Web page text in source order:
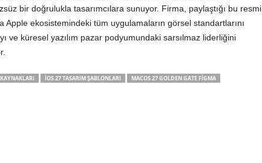
bir doğrulukla tasarımcılara sunuyor. Firma, paylaştığı bu resmi
Apple ekosistemindeki tüm uygulamaların görsel standartlarını
ve küresel yazılım pazar podyumundaki sarsılmaz liderliğini
IOS 27 TASARIM ŞABLONLARI MACOS 27 GOLDEN GATE FIGMA